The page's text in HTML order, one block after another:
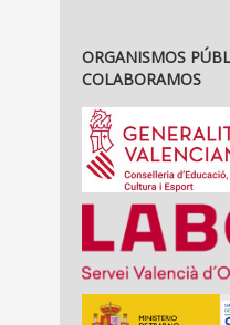
ORGANISMOS
COLABORAMOS